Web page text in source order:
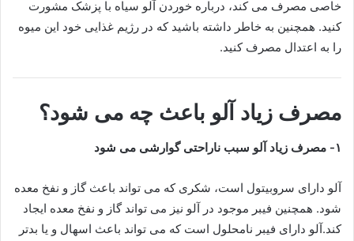
خاصی مصرف می کند، درباره خوردن آلو سیاه با پزشک مشورت
کنید. همچنین به خاطر داشته باشید که در رژیم غذایی خود این میوه
را به اعتدال مصرف کنید.
مصرف زیاد آلو باعث چه می شود؟
۱- مصرف زیاد آلو سبب ناراحتی گوارشی می شود
آلو دارای سروبیتول است، شکری که می تواند باعث گاز و نفخ معده
شود. همچنین فیبر موجود در آلو نیز می تواند گاز و نفخ معده ایجاد
کند.آلو دارای فیبر نامحلول است که می تواند باعث اسهال و یا بدتر